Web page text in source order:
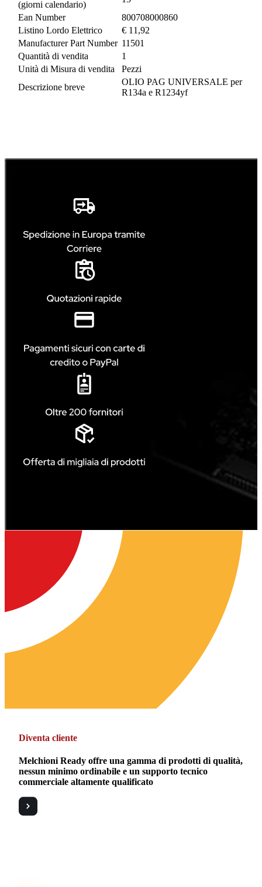
(giorni calendario)
Ean Number
800708000860
Listino Lordo Elettrico
€ 11,92
Manufacturer Part Number 11501
Quantità di vendita
1
Unità di Misura di vendita
Pezzi
Descrizione breve
OLIO PAG UNIVERSALE per
R134a e R1234yf
Diventa cliente
Melchioni Ready offre una gamma di prodotti di qualità,
nessun minimo ordinabile e un supporto tecnico
commerciale altamente qualificato